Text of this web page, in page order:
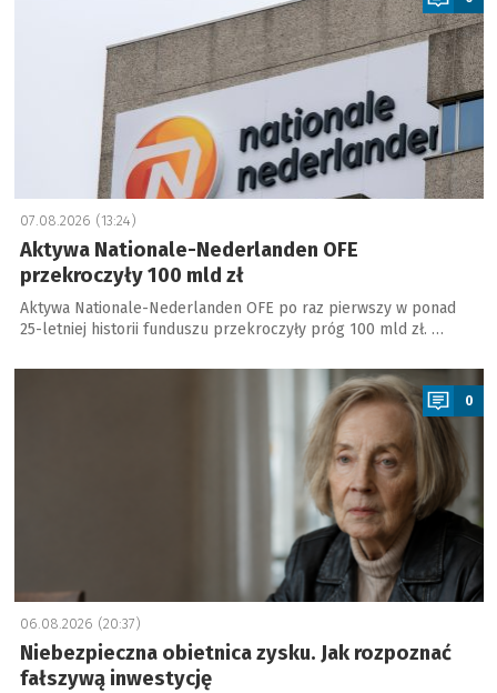
07.08.2026 (13:24)
Aktywa Nationale-Nederlanden OFE
przekroczyły 100 mld zł
Aktywa Nationale-Nederlanden OFE po raz pierwszy w ponad
25-letniej historii funduszu przekroczyły próg 100 mld zł. …
a
0
06.08.2026 (20:37)
Niebezpieczna obietnica zysku. Jak rozpoznać
fałszywą inwestycję